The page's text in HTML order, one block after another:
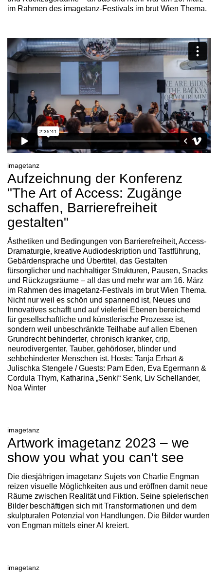
im Rahmen des imagetanz-Festivals im brut Wien Thema.
imagetanz
Aufzeichnung der Konferenz
"The Art of Access: Zugänge
schaffen, Barrierefreiheit
gestalten"
Ästhetiken und Bedingungen von Barrierefreiheit, Access-
Dramaturgie, kreative Audiodeskription und Tastführung,
Gebärdensprache und Übertitel, das Gestalten
fürsorglicher und nachhaltiger Strukturen, Pausen, Snacks
und Rückzugsräume – all das und mehr war am 16. März
im Rahmen des imagetanz-Festivals im brut Wien Thema.
Nicht nur weil es schön und spannend ist, Neues und
Innovatives schafft und auf vielerlei Ebenen bereichernd
für gesellschaftliche und künstlerische Prozesse ist,
sondern weil unbeschränkte Teilhabe auf allen Ebenen
Grundrecht behinderter, chronisch kranker, crip,
neurodivergenter, Tauber, gehörloser, blinder und
sehbehinderter Menschen ist. Hosts: Tanja Erhart &
Julischka Stengele / Guests: Pam Eden, Eva Egermann &
Cordula Thym, Katharina „Senki“ Senk, Liv Schellander,
Noa Winter
imagetanz
Artwork imagetanz 2023 – we
show you what you can't see
Die diesjährigen imagetanz Sujets von Charlie Engman
reizen visuelle Möglichkeiten aus und eröffnen damit neue
Räume zwischen Realität und Fiktion. Seine spielerischen
Bilder beschäftigen sich mit Transformationen und dem
skulpturalen Potenzial von Handlungen. Die Bilder wurden
von Engman mittels einer AI kreiert.
imagetanz